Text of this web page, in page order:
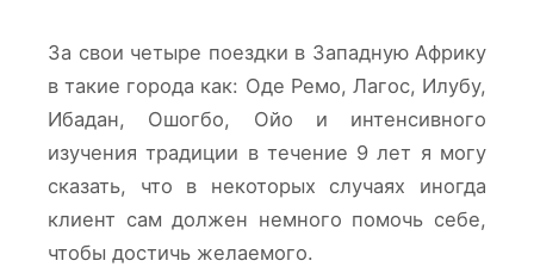
За свои четыре поездки в Западную Африку
в такие города как: Оде Ремо, Лагос, Илубу,
Ибадан, Ошогбо, Ойо и интенсивного
изучения традиции в течение 9 лет я могу
сказать, что в некоторых случаях иногда
клиент сам должен немного помочь себе,
чтобы достичь желаемого.